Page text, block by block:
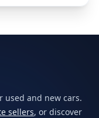
used and new cars.
sellers, or discover